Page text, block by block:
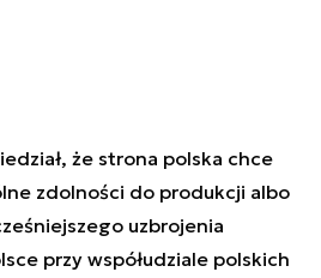
że strona polska chce
zdolności do produkcji albo
uzbrojenia
przy współudziale polskich